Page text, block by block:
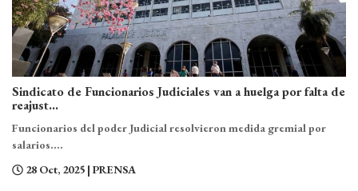
Sindicato de Funcionarios Judiciales van a huelga por falta de
reajust...
Funcionarios del poder Judicial resolvieron medida gremial por
salarios....
28 Oct, 2025 | PRENSA